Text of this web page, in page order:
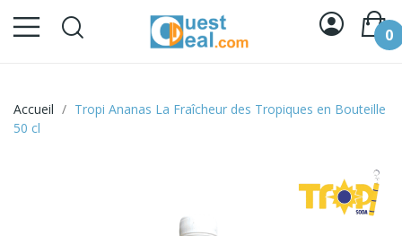
0
Accueil
Tropi Ananas La Fraîcheur des Tropiques en Bouteille
50 cl